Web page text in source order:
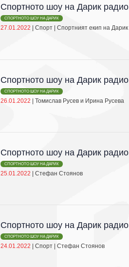
Спортното шоу на Дарик радио
СПОРТНОТО ШОУ НА ДАРИК
27.01.2022 |Спорт |Спортният екип на Дарик
Спортното шоу на Дарик радио
СПОРТНОТО ШОУ НА ДАРИК
26.01.2022 |Томислав Русев и Ирина Русева
Спортното шоу на Дарик радио
СПОРТНОТО ШОУ НА ДАРИК
25.01.2022 |Стефан Стоянов
Спортното шоу на Дарик радио
СПОРТНОТО ШОУ НА ДАРИК
24.01.2022 |Спорт |Стефан Стоянов